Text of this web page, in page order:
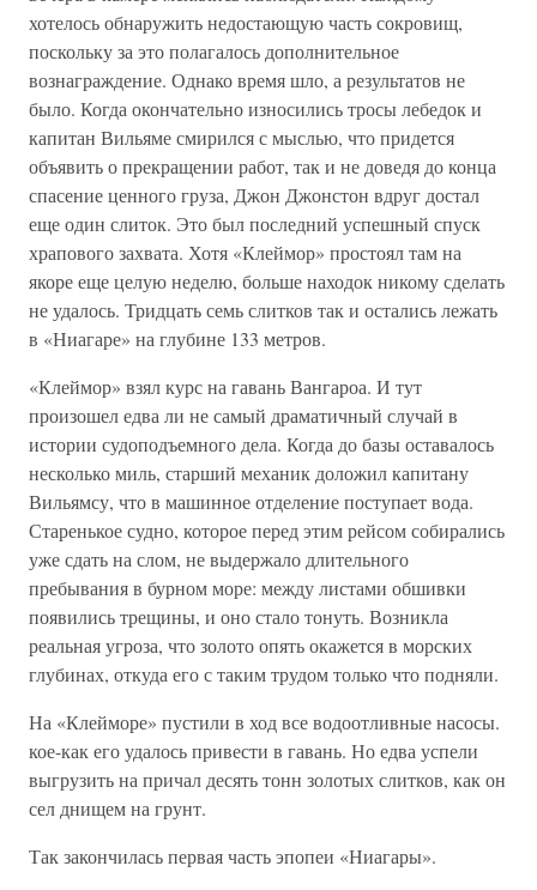
хотелось обнаружить недостающую часть сокровищ,
поскольку за это полагалось дополнительное
вознаграждение. Однако время шло, а результатов не
было. Когда окончательно износились тросы лебедок и
капитан Вильяме смирился с мыслью, что придется
объявить о прекращении работ, так и не доведя до конца
спасение ценного груза, Джон Джонстон вдруг достал
еще один слиток. Это был последний успешный спуск
храпового захвата. Хотя «Клеймор» простоял там на
якоре еще целую неделю, больше находок никому сделать
не удалось. Тридцать семь слитков так и остались лежать
в «Ниагаре» на глубине 133 метров.
«Клеймор» взял курс на гавань Вангароа. И тут
произошел едва ли не самый драматичный случай в
истории судоподъемного дела. Когда до базы оставалось
несколько миль, старший механик доложил капитану
Вильямсу, что в машинное отделение поступает вода.
Старенькое судно, которое перед этим рейсом собирались
уже сдать на слом, не выдержало длительного
пребывания в бурном море: между листами обшивки
появились трещины, и оно стало тонуть. Возникла
реальная угроза, что золото опять окажется в морских
глубинах, откуда его с таким трудом только что подняли.
На «Клейморе» пустили в ход все водоотливные насосы.
кое-как его удалось привести в гавань. Но едва успели
выгрузить на причал десять тонн золотых слитков, как он
сел днищем на грунт.
Так закончилась первая часть эпопеи «Ниагары».